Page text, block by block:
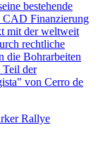
bestehende
CAD Finanzierung
mit der weltweit
rechtliche
die Bohrarbeiten
Teil der
von Cerro de